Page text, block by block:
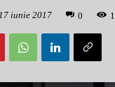
iunie 2017 0 1